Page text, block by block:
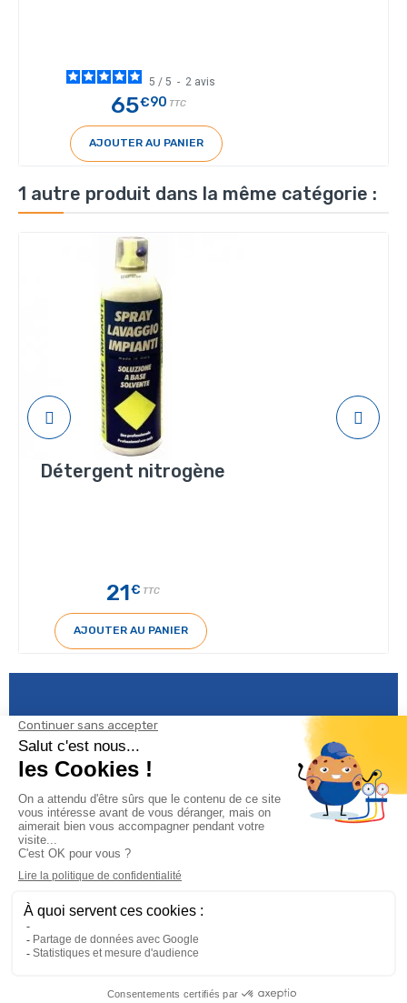
5 / 5 - 2 avis
65€90 TTC
AJOUTER AU PANIER
1 autre produit dans la même catégorie :
Détergent nitrogène
21€ TTC
AJOUTER AU PANIER
Informations
Climservice
Informations